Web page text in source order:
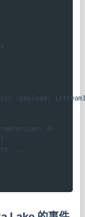
(payload:
4)
...